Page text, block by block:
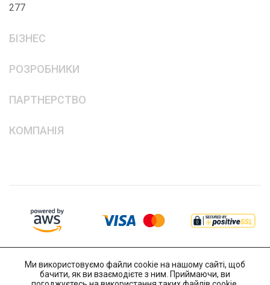
277
БІЗНЕС
РОЗРОБНИКИ
ПАРТНЕРСТВО
КОМПАНІЯ
Ми використовуємо файли cookie на нашому сайті, щоб
бачити, як ви взаємодієте з ним. Приймаючи, ви